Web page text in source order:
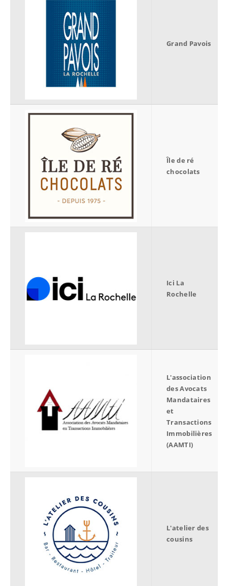
Grand Pavois
Île de ré
chocolats
Ici La
Rochelle
L'association
des Avocats
Mandataires
et
Transactions
Immobilières
(AAMTI)
L'atelier des
cousins